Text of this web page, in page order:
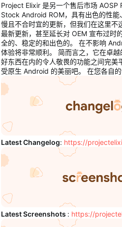
Project Elixir 是另一个售后市场 AOSP
Stock Android ROM，具有出色的性
慢且不合时宜的更新，但我们在这里
最新更新，甚至延长对 OEM 宣布过时
全的、稳定的和出色的。 在不影响
体验将非常顺利。 简而言之，它在卓
好东西在内的令人敬畏的功能之间完
受原生 Android 的美丽吧。 在您各自
Latest Changelog: https://
Latest Screenshots : https://